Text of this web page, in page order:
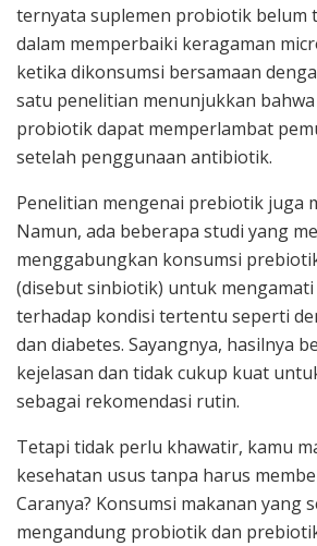
ternyata suplemen probiotik
dalam memperbaiki keragaman
ketika dikonsumsi bersamaan
satu penelitian menunjukkan
probiotik dapat memperlambat
setelah penggunaan antibiotik.
Penelitian mengenai prebiotik juga
Namun, ada beberapa studi yang
menggabungkan konsumsi
(disebut sinbiotik) untuk mengamati
terhadap kondisi tertentu seperti
dan diabetes. Sayangnya, hasilnya
kejelasan dan tidak cukup kuat
sebagai rekomendasi rutin.
Tetapi tidak perlu khawatir, kamu
kesehatan usus tanpa harus
Caranya? Konsumsi makanan yang
mengandung probiotik dan